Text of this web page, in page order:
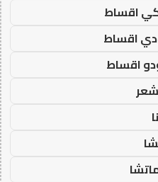
اقساط
اقساط
اقساط